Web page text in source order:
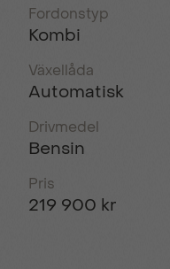
Fordonstyp
Kombi
Växellåda
Automatisk
Drivmedel
Bensin
Pris
219 900 kr